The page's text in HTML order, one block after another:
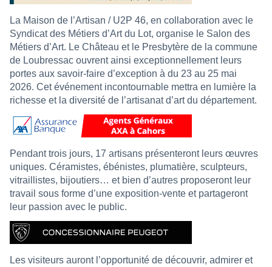
La Maison de l’Artisan / U2P 46, en collaboration avec le
Syndicat des Métiers d’Art du Lot, organise le Salon des
Métiers d’Art. Le Château et le Presbytère de la commune
de Loubressac ouvrent ainsi exceptionnellement leurs
portes aux savoir-faire d’exception à du 23 au 25 mai
2026. Cet événement incontournable mettra en lumière la
richesse et la diversité de l’artisanat d’art du département.
Pendant trois jours, 17 artisans présenteront leurs œuvres
uniques. Céramistes, ébénistes, plumatière, sculpteurs,
vitraillistes, bijoutiers… et bien d’autres proposeront leur
travail sous forme d’une exposition-vente et partageront
leur passion avec le public.
Les visiteurs auront l’opportunité de découvrir, admirer et